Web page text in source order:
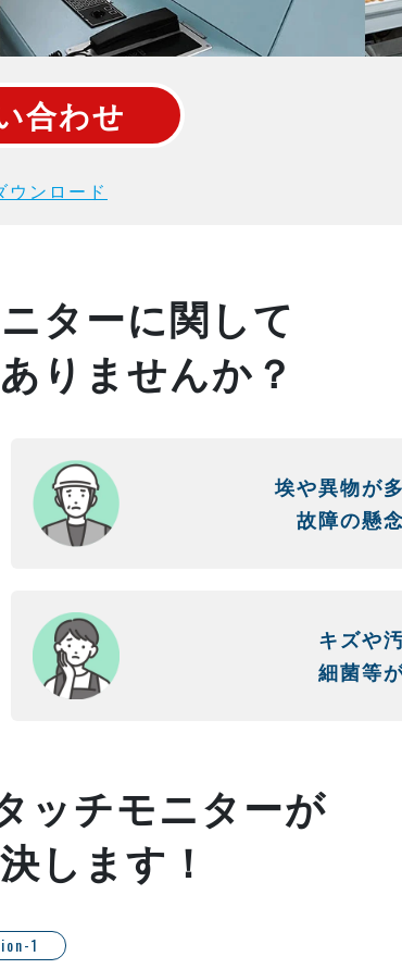
合わせ
ウンロード
ターに関して
りませんか？
埃や異物が
故障の懸
キズや汚
細菌等
ッチモニターが
します！
1